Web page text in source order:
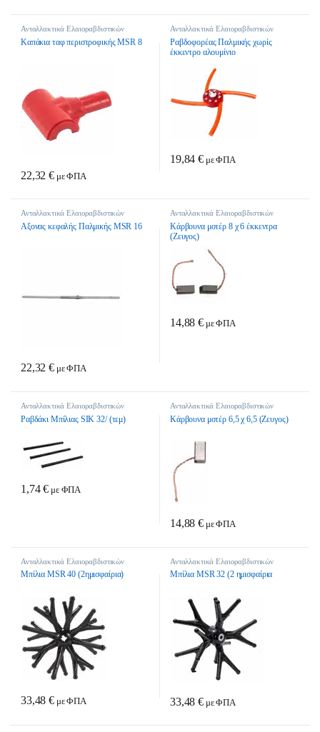
Ανταλλακτικά Ελαιοραβδιστικών
Καπάκια ταφ περιστροφικής MSR 8
22,32€ με ΦΠΑ
Ανταλλακτικά Ελαιοραβδιστικών
Ραβδοφορέας Παλμικής χωρίς
έκκεντρο αλουμίνιο
19,84€ με ΦΠΑ
Ανταλλακτικά Ελαιοραβδιστικών
Αξονας κεφαλής Παλμικής MSR 16
22,32€ με ΦΠΑ
Ανταλλακτικά Ελαιοραβδιστικών
Κάρβουνα μοτέρ 8 χ 6 έκκεντρα
(Ζευγος)
14,88€ με ΦΠΑ
Ανταλλακτικά Ελαιοραβδιστικών
Ραβδάκι Μπίλιας SIK 32/ (τεμ)
1,74€ με ΦΠΑ
Ανταλλακτικά Ελαιοραβδιστικών
Κάρβουνα μοτέρ 6,5 χ 6,5 (Ζευγος)
14,88€ με ΦΠΑ
Ανταλλακτικά Ελαιοραβδιστικών
Μπίλια MSR 40 (2ημισφαίρια)
33,48€ με ΦΠΑ
Ανταλλακτικά Ελαιοραβδιστικών
Μπίλια MSR 32 (2 ημισφαίρια
33,48€ με ΦΠΑ